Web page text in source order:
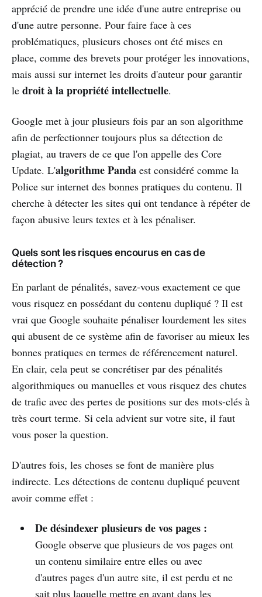
apprécié de prendre une idée d'une autre entreprise ou
d'une autre personne. Pour faire face à ces
problématiques, plusieurs choses ont été mises en
place, comme des brevets pour protéger les innovations,
mais aussi sur internet les droits d'auteur pour garantir
le droit à la propriété intellectuelle.
Google met à jour plusieurs fois par an son algorithme
afin de perfectionner toujours plus sa détection de
plagiat, au travers de ce que l'on appelle des Core
Update. L'algorithme Panda est considéré comme la
Police sur internet des bonnes pratiques du contenu. Il
cherche à détecter les sites qui ont tendance à répéter de
façon abusive leurs textes et à les pénaliser.
Quels sont les risques encourus en cas de
détection ?
En parlant de pénalités, savez-vous exactement ce que
vous risquez en possédant du contenu dupliqué ? Il est
vrai que Google souhaite pénaliser lourdement les sites
qui abusent de ce système afin de favoriser au mieux les
bonnes pratiques en termes de référencement naturel.
En clair, cela peut se concrétiser par des pénalités
algorithmiques ou manuelles et vous risquez des chutes
de trafic avec des pertes de positions sur des mots-clés à
très court terme. Si cela advient sur votre site, il faut
vous poser la question.
D'autres fois, les choses se font de manière plus
indirecte. Les détections de contenu dupliqué peuvent
avoir comme effet :
De désindexer plusieurs de vos pages :
Google observe que plusieurs de vos pages ont
un contenu similaire entre elles ou avec
d'autres pages d'un autre site, il est perdu et ne
sait plus laquelle mettre en avant dans les